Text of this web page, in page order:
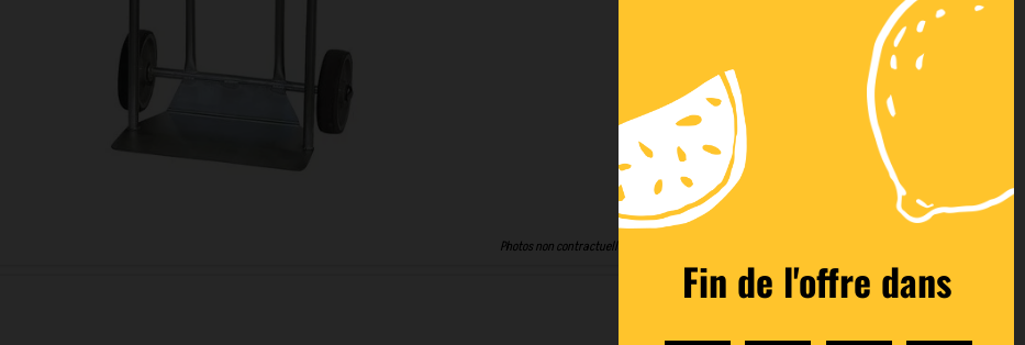
Photos non contractuelles
Financement
(voir
conditions)
Fin de l'offre dans